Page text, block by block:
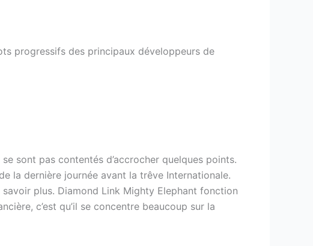
progressifs des principaux développeurs de
sont pas contentés d’accrocher quelques points.
la dernière journée avant la trêve Internationale.
plus. Diamond Link Mighty Elephant fonction
c’est qu’il se concentre beaucoup sur la